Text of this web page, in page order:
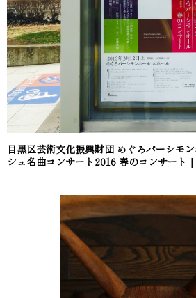
目黒区芸術文化振興財団 めぐろパーシモ
シュ名曲コンサート2016 春のコンサート